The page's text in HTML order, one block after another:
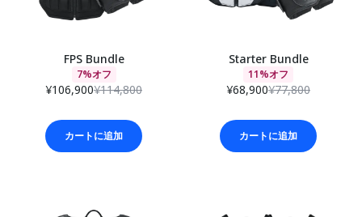
FPS Bundle
7%オフ
¥106,900¥114,800
カートに追加
Starter Bundle
11%オフ
¥68,900¥77,800
カートに追加